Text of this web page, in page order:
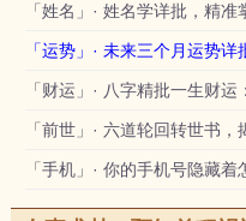
「姓名」· 姓名学详批，精
「运势」· 未来三个月运势
「财运」· 八字精批一生财
「前世」· 六道轮回转世书
「手机」· 你的手机号隐藏着